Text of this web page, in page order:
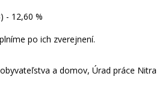
- 12,60 %
po ich zverejnení.
a domov, Úrad práce Nitra